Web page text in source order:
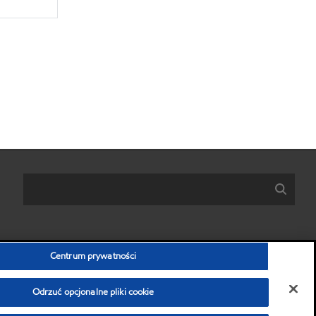
danych osobowych) Ochrona prywatności
Centrum prywatności
Odrzuć opcjonalne pliki cookie